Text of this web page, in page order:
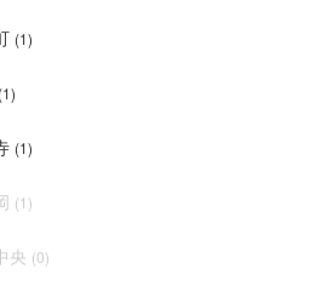
(1)
(1)
(1)
(1 )
央 (0)